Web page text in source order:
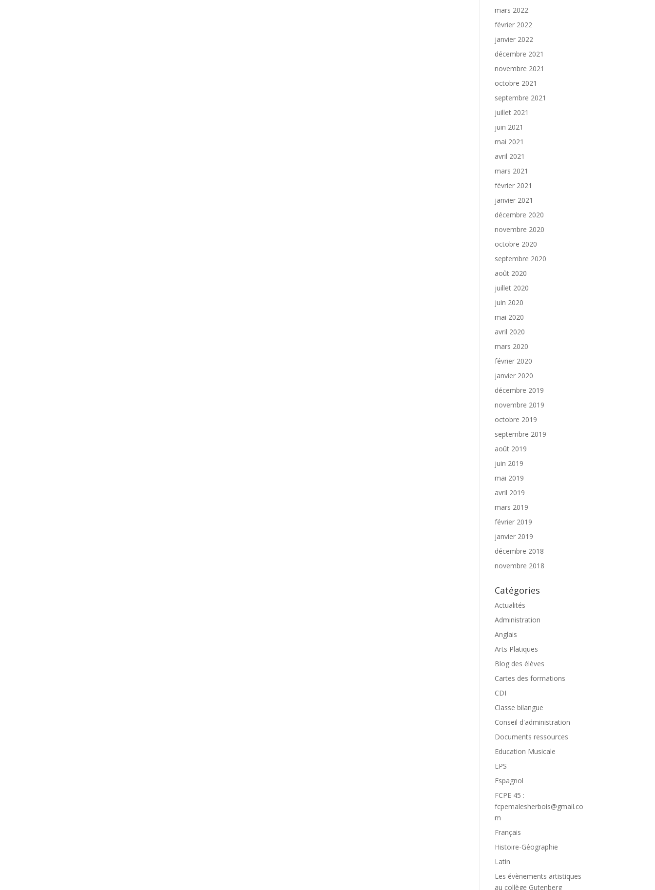
mars 2022
février 2022
janvier 2022
décembre 2021
novembre 2021
octobre 2021
septembre 2021
juillet 2021
juin 2021
mai 2021
avril 2021
mars 2021
février 2021
janvier 2021
décembre 2020
novembre 2020
octobre 2020
septembre 2020
août 2020
juillet 2020
juin 2020
mai 2020
avril 2020
mars 2020
février 2020
janvier 2020
décembre 2019
novembre 2019
octobre 2019
septembre 2019
août 2019
juin 2019
mai 2019
avril 2019
mars 2019
février 2019
janvier 2019
décembre 2018
novembre 2018
Catégories
Actualités
Administration
Anglais
Arts Platiques
Blog des élèves
Cartes des formations
CDI
Classe bilangue
Conseil d'administration
Documents ressources
Education Musicale
EPS
Espagnol
FCPE 45 :
fcpemalesherbois@gmail.co
m
Français
Histoire-Géographie
Latin
Les évènements artistiques
au collège Gutenberg